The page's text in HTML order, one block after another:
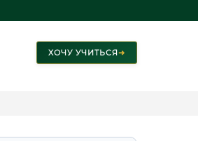
ХОЧУ УЧИТЬСЯ➜